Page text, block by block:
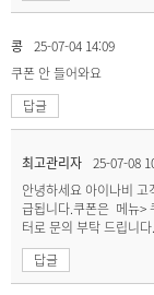
콩 25-07-04 14:09
쿠폰 안 들어와요
답글
최고관리자 25-07-08
안녕하세요 아이나비
급됩니다.쿠폰은 메뉴>
터로 문의 부탁 드립니다.
답글